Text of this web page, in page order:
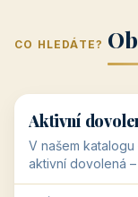
CO HLEDÁTE?
🥾 36
Aktivní
V našem katalogu
aktivní dovolená –
pro Vás